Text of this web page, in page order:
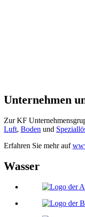
Unternehmen
Zur KF
Luft, Boden und
Erfahren Sie mehr auf
Wasser